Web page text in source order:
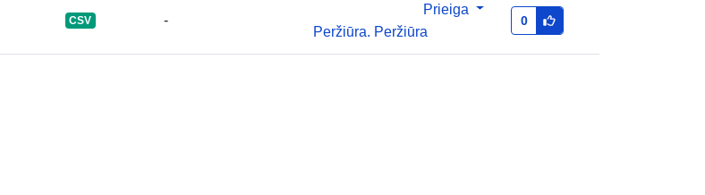
CSV -
Prieiga
Peržiūra. Peržiūra
0